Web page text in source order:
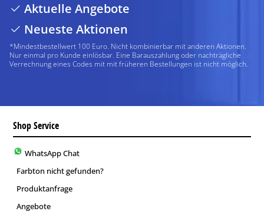
Aktuelle Angebote
Neueste Aktionen
*Mindestbestellwert 100 Euro. Nicht kombinierbar mit anderen Aktionen.
Nur einmal pro Kunde einlösbar. Eine Barauszahlung oder nachträgliche
Verrechnung eines Codes mit mit früheren Bestellungen ist nicht möglich.
Shop Service
WhatsApp Chat
Farbton nicht gefunden?
Produktanfrage
Angebote